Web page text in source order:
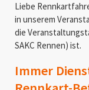
Liebe
in unserem
die
SAKC Rennen) ist.
Immer